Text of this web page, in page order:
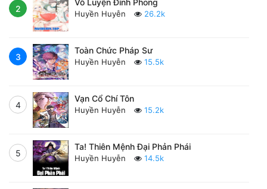
2
Võ Luyện Đỉnh Phong
Huyền Huyễn 26.2k
3
Toàn Chức Pháp Sư
Huyền Huyễn 15.5k
4
Vạn Cổ Chí Tôn
Huyền Huyễn 15.2k
5
Ta! Thiên Mệnh Đại Phản Phái
Huyền Huyễn 14.5k